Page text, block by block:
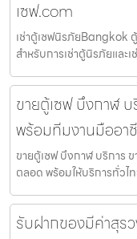
เซฟ.com
เช่าตู้เซฟนิรภัยBangkok
สำหรับการเช่าตู้นิรภัยและ
ขายตู้เซฟ บึงกาฬ
พร้อมทีมงานมืออา
ขายตู้เซฟ บึงกาฬ บริการ
ตลอด พร้อมให้บริการทั่วไ
รับฝากของมีค่าสุร